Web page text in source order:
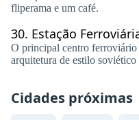
fliperama e um café.
30. Estação
O principal centro ferroviário
arquitetura de estilo
Cidades próximas